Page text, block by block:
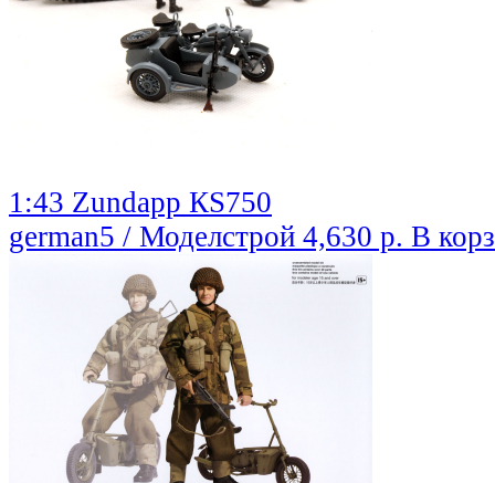
1:43 Zundapp КS750
german5 / Моделстрой 4,630 р. В